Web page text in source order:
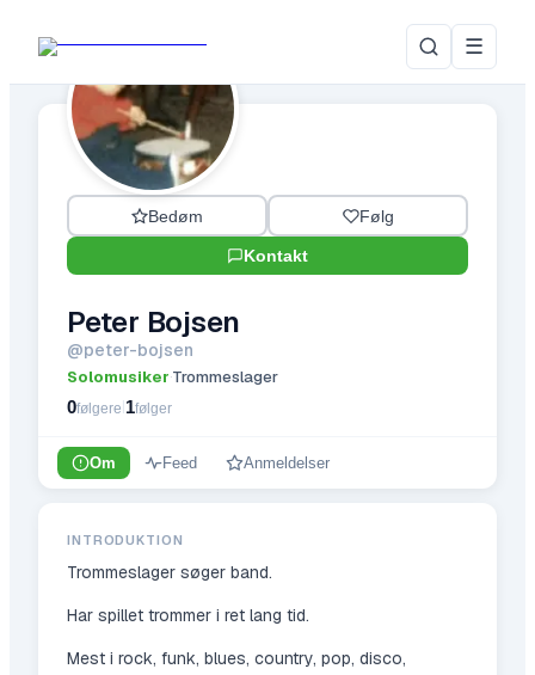
☰
Bedøm Følg
Kontakt
Peter Bojsen
@peter-bojsen
Solomusiker·Trommeslager
0følgere 1følger
Om Feed Anmeldelser
INTRODUKTION
Trommeslager søger band.
Har spillet trommer i ret lang tid.
Mest i rock, funk, blues, country, pop, disco,